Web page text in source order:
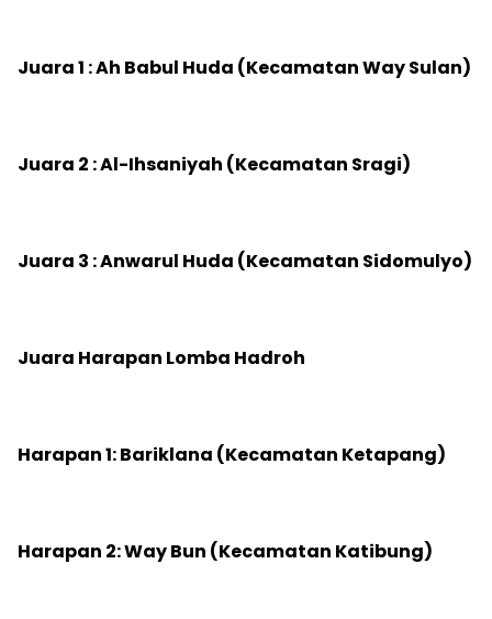
‎Juara 1 : Ah Babul Huda (Kecamatan Way Sulan)
‎Juara 2 : Al-Ihsaniyah (Kecamatan Sragi)
‎Juara 3 : Anwarul Huda (Kecamatan Sidomulyo)
‎Juara Harapan Lomba Hadroh
‎Harapan 1: Bariklana (Kecamatan Ketapang)
‎Harapan 2: Way Bun (Kecamatan Katibung)